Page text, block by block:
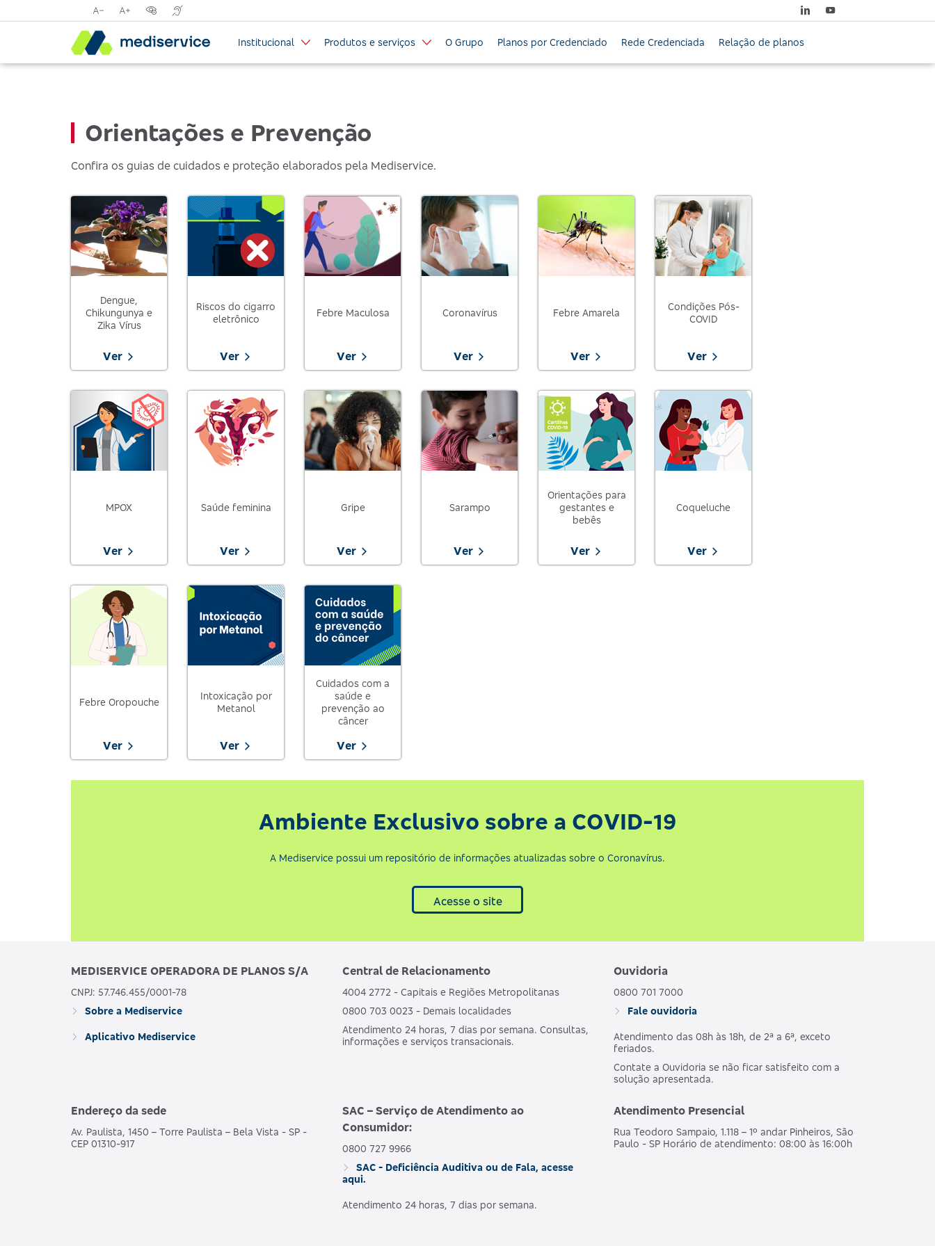
Reduzir
tamanho
da
fonte
Aumentar
da
Opções
contraste
Tradutor
libras
Institucional Produtos e serviços O Grupo Planos por Credenciado Rede Credenciada Relação de planos
Orientações e Prevenção
Confira os guias de cuidados e proteção elaborados pela Mediservice.
Dengue,
Chikungunya e
Zika Vírus
Ver
Riscos do cigarro
eletrônico
Ver
Febre Maculosa
Ver
Coronavírus
Ver
Febre Amarela
Ver
Condições Pós-
COVID
Ver
MPOX
Ver
Saúde feminina
Ver
Gripe
Ver
Sarampo
Ver
Orientações para
gestantes e
bebês
Ver
Coqueluche
Ver
Febre Oropouche
Ver
Intoxicação por
Metanol
Ver
Cuidados com a
saúde e
prevenção ao
câncer
Ver
Ambiente Exclusivo sobre a COVID-19
A Mediservice possui um repositório de informações atualizadas sobre o Coronavírus.
Acesse o site
MEDISERVICE OPERADORA DE PLANOS S/A
CNPJ: 57.746.455/0001-78
Sobre a Mediservice
Aplicativo Mediservice
Central de Relacionamento
4004 2772 - Capitais e Regiões Metropolitanas
0800 703 0023 - Demais localidades
Atendimento 24 horas, 7 dias por semana. Consultas,
informações e serviços transacionais.
Ouvidoria
0800 701 7000
Fale ouvidoria
Atendimento das 08h às 18h, de 2ª a 6ª, exceto
feriados.
Contate a Ouvidoria se não ficar satisfeito com a
solução apresentada.
Endereço da sede
Av. Paulista, 1450 – Torre Paulista – Bela Vista - SP -
CEP 01310-917
SAC – Serviço de Atendimento ao
Consumidor:
0800 727 9966
SAC - Deficiência Auditiva ou de Fala, acesse
aqui.
Atendimento 24 horas, 7 dias por semana.
Atendimento Presencial
Rua Teodoro Sampaio, 1.118 – 1º andar Pinheiros, São
Paulo - SP Horário de atendimento: 08:00 às 16:00h